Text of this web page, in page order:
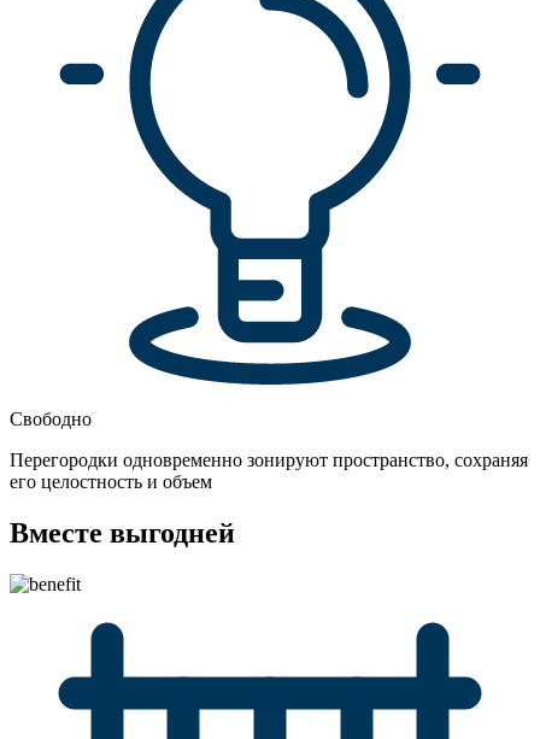
Свободно
Перегородки одновременно зонируют пространство, сохраняя
его целостность и объем
Вместе выгодней